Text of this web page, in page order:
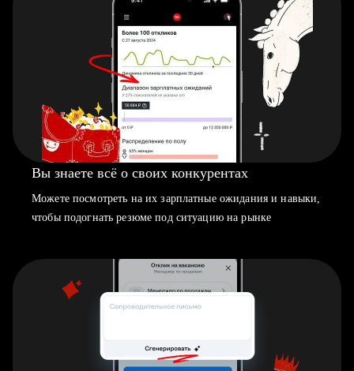
Вы знаете всё о своих конкурентах
Можете посмотреть на их зарплатные ожидания и навыки,
чтобы подогнать резюме под ситуацию на рынке